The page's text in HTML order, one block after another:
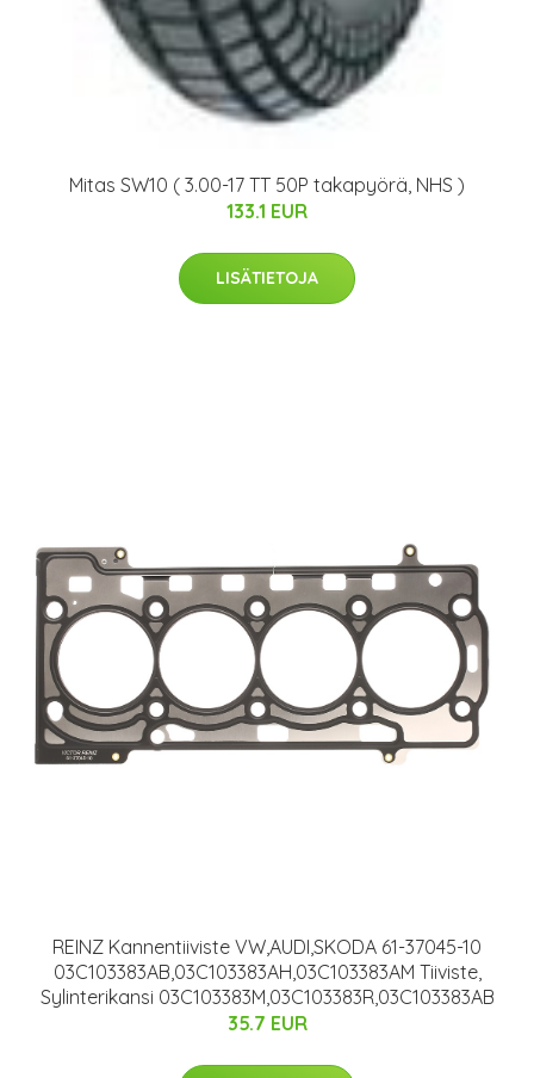
Mitas SW10 ( 3.00-17 TT 50P takapyörä, NHS )
133.1 EUR
LISÄTIETOJA
REINZ Kannentiiviste VW,AUDI,SKODA 61-37045-10
03C103383AB,03C103383AH,03C103383AM Tiiviste,
Sylinterikansi 03C103383M,03C103383R,03C103383AB
35.7 EUR